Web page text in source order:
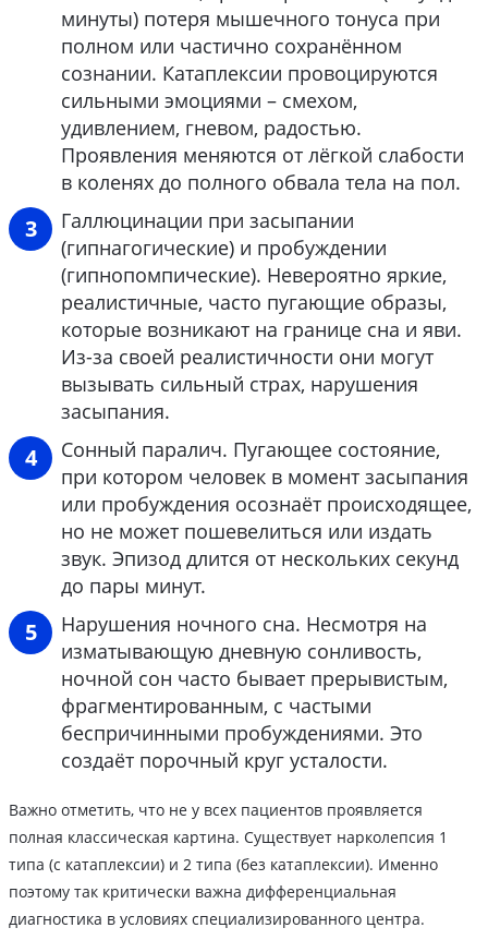
минуты) потеря мышечного тонуса при
полном или частично сохранённом
сознании. Катаплексии провоцируются
сильными эмоциями – смехом,
удивлением, гневом, радостью.
Проявления меняются от лёгкой слабости
в коленях до полного обвала тела на пол.
Галлюцинации при засыпании
(гипнагогические) и пробуждении
(гипнопомпические). Невероятно яркие,
реалистичные, часто пугающие образы,
которые возникают на границе сна и яви.
Из-за своей реалистичности они могут
вызывать сильный страх, нарушения
засыпания.
Сонный паралич. Пугающее состояние,
при котором человек в момент засыпания
или пробуждения осознаёт происходящее,
но не может пошевелиться или издать
звук. Эпизод длится от нескольких секунд
до пары минут.
Нарушения ночного сна. Несмотря на
изматывающую дневную сонливость,
ночной сон часто бывает прерывистым,
фрагментированным, с частыми
беспричинными пробуждениями. Это
создаёт порочный круг усталости.
Важно отметить, что не у всех пациентов проявляется
полная классическая картина. Существует нарколепсия 1
типа (с катаплексии) и 2 типа (без катаплексии). Именно
поэтому так критически важна дифференциальная
диагностика в условиях специализированного центра.